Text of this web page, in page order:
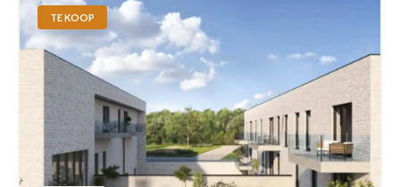
TE KOOP